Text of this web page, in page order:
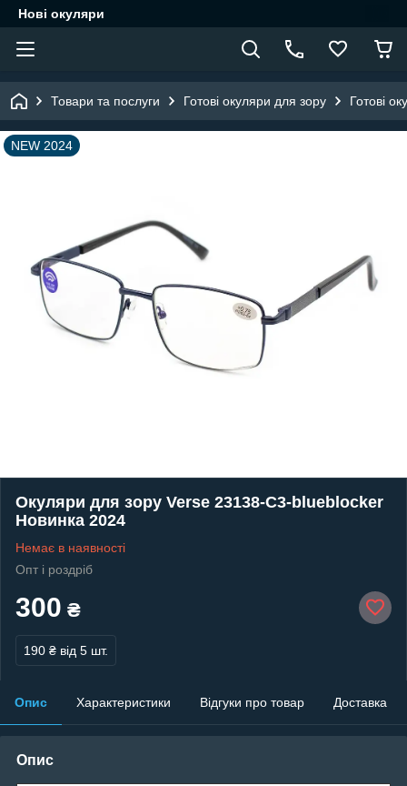
Нові окуляри
Товари та послуги Готові окуляри для зору Готові
NEW 2024
Окуляри для зору Verse 23138-C3-blueblocker
Новинка 2024
Немає в наявності
Опт і роздріб
300 ₴
190 ₴ від 5 шт.
Опис Характеристики Відгуки про товар Доставка
Опис